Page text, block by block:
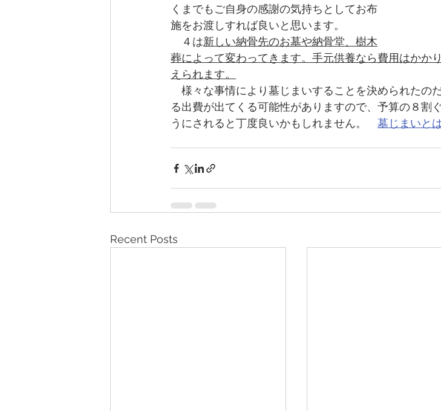
くまでもご自身の感謝の気持ちとしてお布
施をお渡しすれば良いと思います。
４は新しい納骨先のお墓や納骨堂、樹木
葬によって変わってきます。手元供養なら費用はかか
えられます。
様々な事情により墓じまいすることを決められたの
る出費が出てくる可能性がありますので、予算の８割
うにされると丁度良いかもしれません。 墓じまいと
Recent Posts